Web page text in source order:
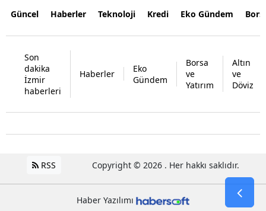
Güncel Haberler Teknoloji Kredi Eko Gündem
Son
dakika
İzmir
haberleri
Haberler
Eko
Gündem
Borsa
ve
Yatırım
Altın
ve
Döviz
RSS Copyright © 2026 . Her hakkı saklıdır.
Haber Yazılımı